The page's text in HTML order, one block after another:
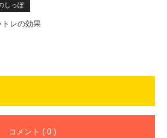
しっぽ
トレの効果
コメント ( 0 )